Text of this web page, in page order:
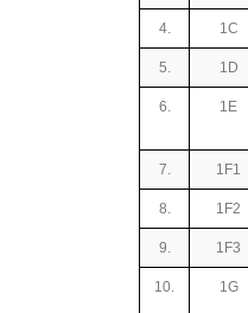
4. 1С
5. 1D
6. 1Е
7. 1F1
8. 1F2
9. 1F3
10. 1G